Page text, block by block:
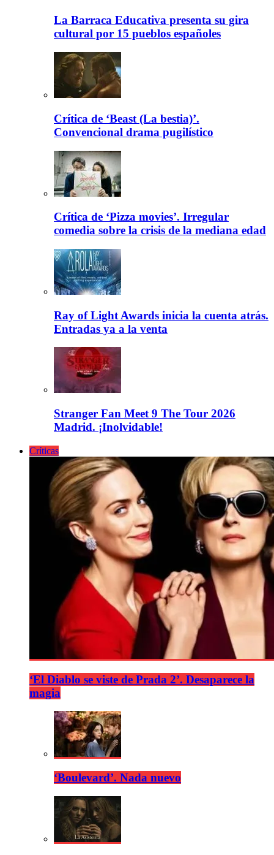
La Barraca Educativa presenta su gira
cultural por 15 pueblos españoles
Crítica de ‘Beast (La bestia)’.
Convencional drama pugilístico
Crítica de ‘Pizza movies’. Irregular
comedia sobre la crisis de la mediana edad
Ray of Light Awards inicia la cuenta atrás.
Entradas ya a la venta
Stranger Fan Meet 9 The Tour 2026
Madrid. ¡Inolvidable!
Críticas
‘El Diablo se viste de Prada 2’. Desaparece la
magia
‘Boulevard’. Nada nuevo